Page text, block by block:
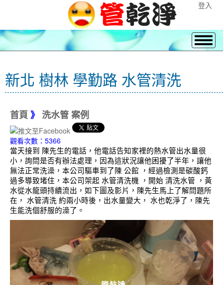
登入
新北 樹林 學勤路 水管清洗
首頁 》 洗水管 案例
觀看次數：5366
當天接到 陳先生的電話，他電話告知家裡的熱水管出水量很
小，詢問是否有辦法處理，因為這狀況讓他困擾了半年，讓他
無法正常洗澡，本公司驅車到了陳 公館 ，經過檢測是碳酸鈣
過多導致堵住，本公司架起 水管清洗機 ，開始 清洗水管 ，黃
水從水龍頭持續流出，如下圖及影片，陳先生馬上了解問題所
在， 水管清洗 約兩小時後，出水量變大， 水也乾淨了，陳先
生能洗個舒服的澡了。